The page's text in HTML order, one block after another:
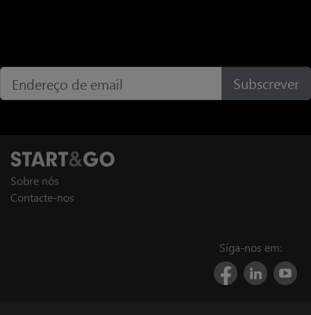
Subscrever
Sobre nós
Contacte-nos
Siga-nos em: